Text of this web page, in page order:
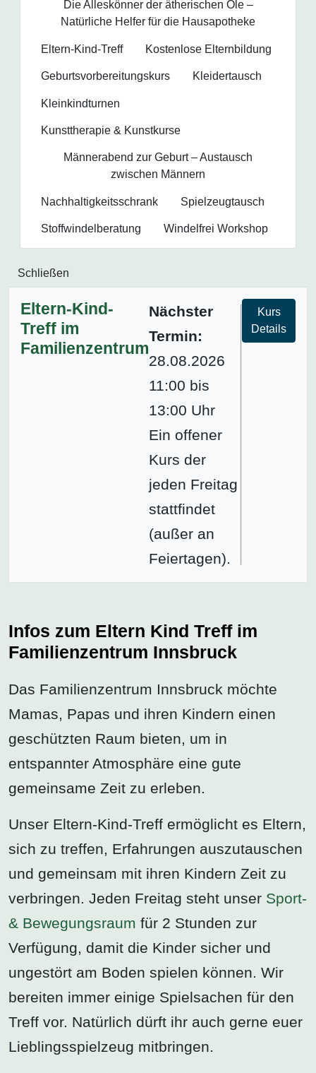
Die Alleskönner der ätherischen Öle –
Natürliche Helfer für die Hausapotheke
Eltern-Kind-Treff Kostenlose Elternbildung
Geburtsvorbereitungs­kurs Kleidertausch
Kleinkindturnen
Kunsttherapie & Kunstkurse
Männerabend zur Geburt – Austausch
zwischen Männern
Nachhaltigkeitsschrank Spielzeugtausch
Stoffwindelberatung Windelfrei Workshop
Schließen
Eltern-Kind-
Treff im
Familienzentrum
Nächster
Termin:
28.08.2026
11:00 bis
13:00 Uhr
Ein offener
Kurs der
jeden Freitag
stattfindet
(außer an
Feiertagen).
Kurs
Details
Infos zum Eltern Kind Treff im
Familienzentrum Innsbruck
Das Familienzentrum Innsbruck möchte
Mamas, Papas und ihren Kindern einen
geschützten Raum bieten, um in
entspannter Atmosphäre eine gute
gemeinsame Zeit zu erleben.
Unser Eltern-Kind-Treff ermöglicht es Eltern,
sich zu treffen, Erfahrungen auszutauschen
und gemeinsam mit ihren Kindern Zeit zu
verbringen. Jeden Freitag steht unser Sport-
& Bewegungsraum für 2 Stunden zur
Verfügung, damit die Kinder sicher und
ungestört am Boden spielen können. Wir
bereiten immer einige Spielsachen für den
Treff vor. Natürlich dürft ihr auch gerne euer
Lieblingsspielzeug mitbringen.